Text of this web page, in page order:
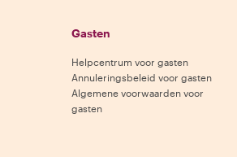
Gasten
Helpcentrum voor gasten
Annuleringsbeleid voor gasten
Algemene voorwaarden voor
gasten